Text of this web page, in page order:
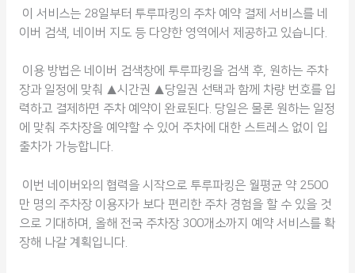
이 서비스는 28일부터 투루파킹의 주차 예약 결제 서비스를 네
이버 검색, 네이버 지도 등 다양한 영역에서 제공하고 있습니다.
이용 방법은 네이버 검색창에 투루파킹을 검색 후, 원하는 주차
장과 일정에 맞춰 ▲시간권 ▲당일권 선택과 함께 차량 번호를 입
력하고 결제하면 주차 예약이 완료된다. 당일은 물론 원하는 일정
에 맞춰 주차장을 예약할 수 있어 주차에 대한 스트레스 없이 입
출차가 가능합니다.
이번 네이버와의 협력을 시작으로 투루파킹은 월평균 약 2500
만 명의 주차장 이용자가 보다 편리한 주차 경험을 할 수 있을 것
으로 기대하며, 올해 전국 주차장 300개소까지 예약 서비스를 확
장해 나갈 계획입니다.